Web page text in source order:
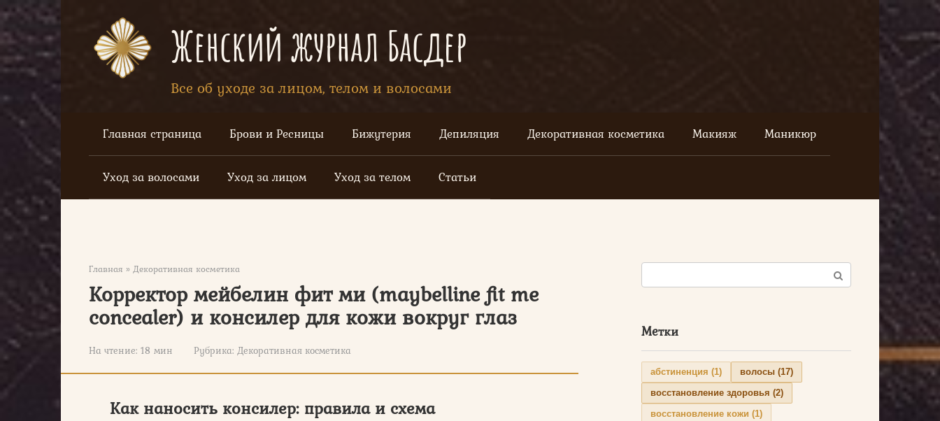
Перейти
к
контенту
Женский журнал Басдер
Все об уходе за лицом, телом и волосами
Главная страница Брови и Ресницы Бижутерия Депиляция Декоративная косметика Макияж Маникюр
Уход за волосами Уход за лицом Уход за телом Статьи
Главная » Декоративная косметика
Корректор мейбелин фит ми (maybelline fit me
concealer) и консилер для кожи вокруг глаз
На чтение: 18 мин Рубрика: Декоративная косметика
Как наносить консилер: правила и схема
Поиск:
Метки
абстиненция (1) волосы (17)
восстановление здоровья (2)
восстановление кожи (1)